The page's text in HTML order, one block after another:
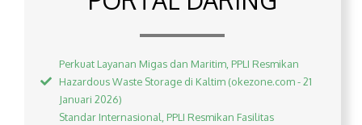
Perkuat Layanan Migas dan Maritim, PPLI Resmikan
Hazardous Waste Storage di Kaltim (okezone.com - 21
Januari 2026)
Standar Internasional, PPLI Resmikan Fasilitas